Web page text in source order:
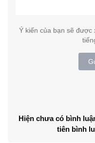
Ý kiến của bạn sẽ được
Hiện chưa có bình
tiên bình